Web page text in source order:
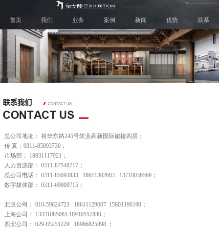
首页 我们 业务 案例 新闻 优势 联系
总公司地址： 裕华东路245号筑业高新国际裙楼四层；
传 真：0311-85093730；
市场部： 18831117921；
人力资源部： 0311-87548717；
总公司电话： 0311-85093833 18611302683 13718036569；
数字媒体部： 0311-69009715；
北京公司： 010-59624723 18611129607 15801196190；
上海公司： 13331085085 18910557830；
西安公司： 029-85251229 18966825898 ；